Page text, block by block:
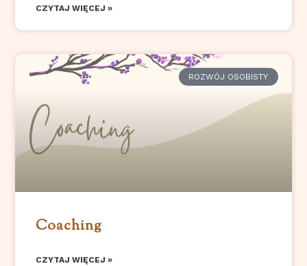
CZYTAJ WIĘCEJ »
ROZWÓJ OSOBISTY
Coaching
CZYTAJ WIĘCEJ »